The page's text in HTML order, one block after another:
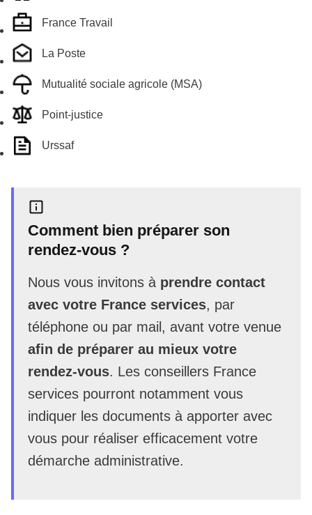
France Travail
La Poste
Mutualité sociale agricole (MSA)
Point-justice
Urssaf
Comment bien préparer son
rendez-vous ?
Nous vous invitons à prendre contact
avec votre France services, par
téléphone ou par mail, avant votre venue
afin de préparer au mieux votre
rendez-vous. Les conseillers France
services pourront notamment vous
indiquer les documents à apporter avec
vous pour réaliser efficacement votre
démarche administrative.